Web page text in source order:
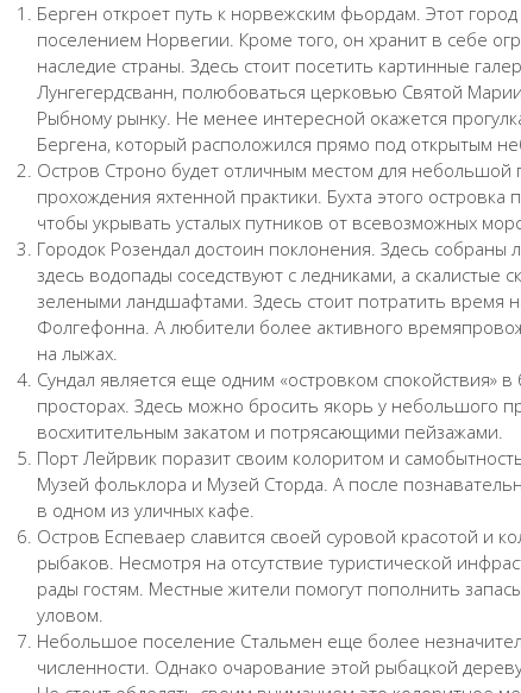
Берген откроет путь к норвежским фьордам. Этот
поселением Норвегии. Кроме того, он хранит в себе
наследие страны. Здесь стоит посетить картинные
Лунгегердсванн, полюбоваться церковью Святой
Рыбному рынку. Не менее интересной окажется
Бергена, который расположился прямо под открытым
Остров Строно будет отличным местом для
прохождения яхтенной практики. Бухта этого островка
чтобы укрывать усталых путников от всевозможных
Городок Розендал достоин поклонения. Здесь собраны
здесь водопады соседствуют с ледниками, а скалистые
зелеными ландшафтами. Здесь стоит потратить время
Фолгефонна. А любители более активного
на лыжах.
Сундал является еще одним «островком спокойствия»
просторах. Здесь можно бросить якорь у небольшого
восхитительным закатом и потрясающими пейзажами.
Порт Лейрвик поразит своим колоритом и
Музей фольклора и Музей Сторда. А после
в одном из уличных кафе.
Остров Еспеваер славится своей суровой красотой и
рыбаков. Несмотря на отсутствие туристической
рады гостям. Местные жители помогут пополнить
уловом.
Небольшое поселение Стальмен еще более
численности. Однако очарование этой рыбацкой